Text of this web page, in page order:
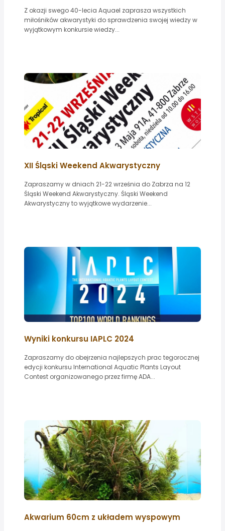
Z okazji swego 40-lecia Aquael zaprasza wszystkich
miłośników akwarystyki do sprawdzenia swojej wiedzy w
wyjątkowym konkursie wiedzy...
XII Śląski Weekend Akwarystyczny
Zapraszamy w dniach 21-22 września do Zabrza na 12
Śląski Weekend Akwarystyczny. Śląski Weekend
Akwarystyczny to wyjątkowe wydarzenie...
Wyniki konkursu IAPLC 2024
Zapraszamy do obejrzenia najlepszych prac tegorocznej
edycji konkursu International Aquatic Plants Layout
Contest organizowanego przez firmę ADA...
Akwarium 60cm z układem wyspowym